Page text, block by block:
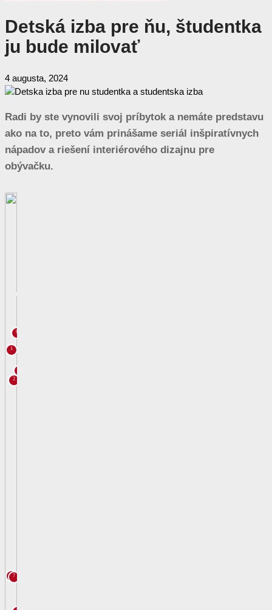
Detská izba pre ňu, študentka
ju bude milovať
4 augusta, 2024
Radi by ste vynovili svoj príbytok a nemáte predstavu
ako na to, preto vám prinášame seriál inšpiratívnych
nápadov a riešení interiérového dizajnu pre
obývačku.